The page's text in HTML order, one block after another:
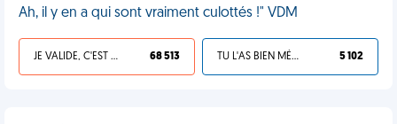
Ah, il y en a qui sont vraiment culottés !" VDM
JE VALIDE, C'EST UNE VDM 68 513 TU L'AS BIEN MÉRITÉ 5 102